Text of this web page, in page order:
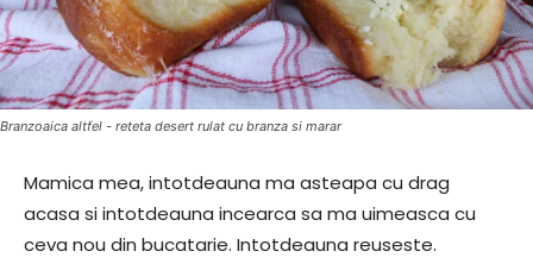
Branzoaica altfel - reteta desert rulat cu branza si marar
Mamica mea, intotdeauna ma asteapa cu drag
acasa si intotdeauna incearca sa ma uimeasca cu
ceva nou din bucatarie. Intotdeauna reuseste.